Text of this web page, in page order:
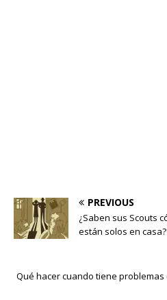
PREVIOUS
¿Saben sus Scouts
están solos en casa?
Qué hacer cuando tiene